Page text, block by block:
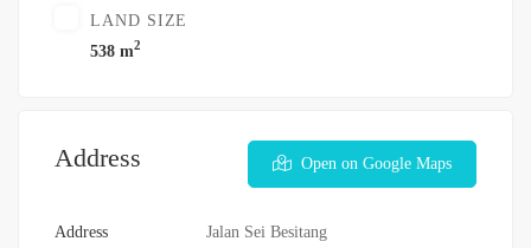
LAND SIZE
538 m2
Address Open on Google Maps
Address Jalan Sei Besitang